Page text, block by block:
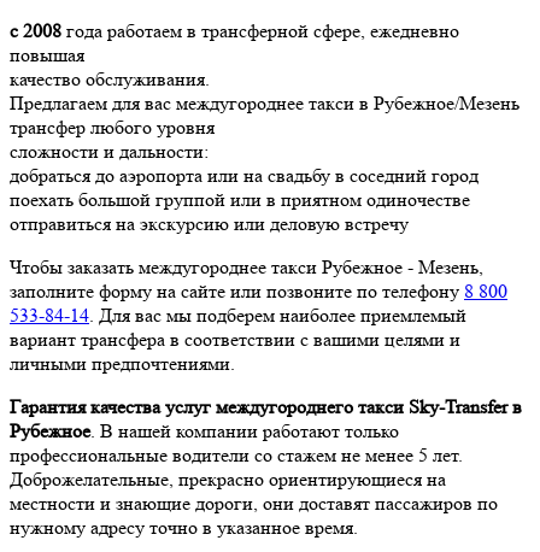
с 2008 года работаем в трансферной сфере, ежедневно
повышая
качество обслуживания.
Предлагаем для вас междугороднее такси в Рубежное/Мезень
трансфер любого уровня
сложности и дальности:
добраться до аэропорта или на свадьбу в соседний город
поехать большой группой или в приятном одиночестве
отправиться на экскурсию или деловую встречу
Чтобы заказать междугороднее такси Рубежное - Мезень,
заполните форму на сайте или позвоните по телефону 8 800
533-84-14. Для вас мы подберем наиболее приемлемый
вариант трансфера в соответствии с вашими целями и
личными предпочтениями.
Гарантия качества услуг междугороднего такси Sky-Transfer в
Рубежное. В нашей компании работают только
профессиональные водители со стажем не менее 5 лет.
Доброжелательные, прекрасно ориентирующиеся на
местности и знающие дороги, они доставят пассажиров по
нужному адресу точно в указанное время.